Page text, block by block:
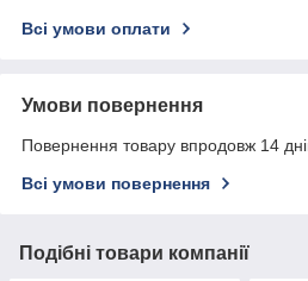
Всі умови оплати
Умови повернення
Повернення товару впродовж 14
Всі умови повернення
Подібні товари компанії